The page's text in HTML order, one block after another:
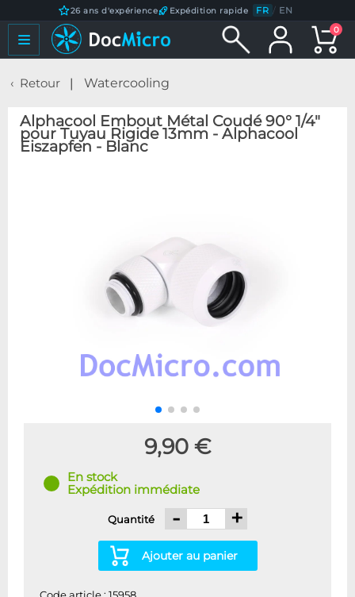
26 ans d'expérience Expédition rapide FR / EN
0
Retour Watercooling
Alphacool Embout Métal Coudé 90° 1/4"
pour Tuyau Rigide 13mm - Alphacool
Eiszapfen - Blanc
9,90 €
En stock
Expédition immédiate
Quantité - +
Ajouter au panier